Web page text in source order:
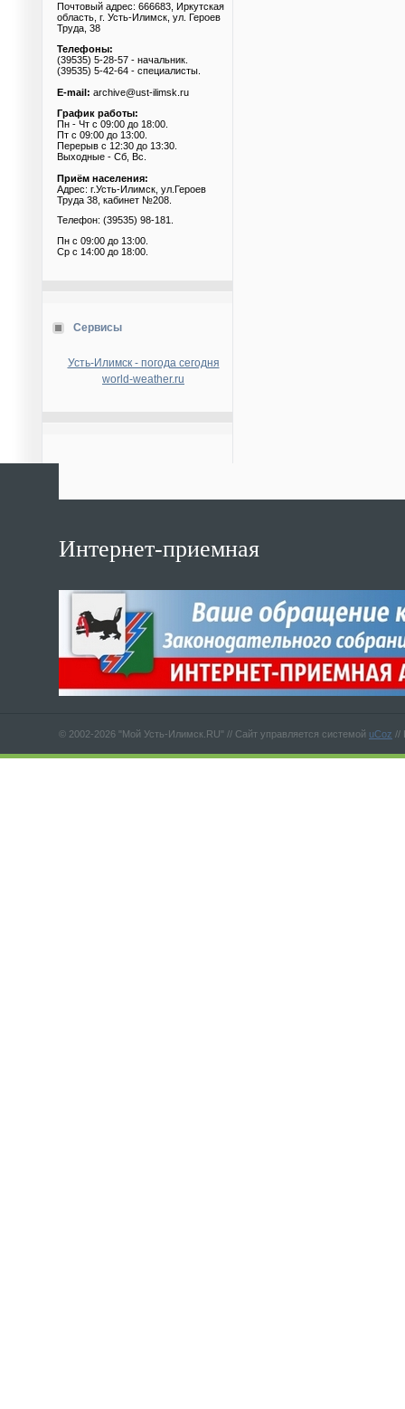
Почтовый адрес: 666683, Иркутская
область, г. Усть-Илимск, ул. Героев
Труда, 38
Телефоны:
(39535) 5-28-57 - начальник.
(39535) 5-42-64 - специалисты.
E-mail: archive@ust-ilimsk.ru
График работы:
Пн - Чт с 09:00 до 18:00.
Пт с 09:00 до 13:00.
Перерыв с 12:30 до 13:30.
Выходные - Сб, Вс.
Приём населения:
Адрес: г.Усть-Илимск, ул.Героев
Труда 38, кабинет №208.
Телефон: (39535) 98-181.
Пн с 09:00 до 13:00.
Ср с 14:00 до 18:00.
Сервисы
Усть-Илимск - погода сегодня
world-weather.ru
Интернет-приемная
© 2002-2026 "Мой Усть-Илимск.RU" // Сайт управляется системой uCoz //